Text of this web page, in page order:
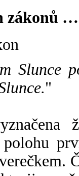
zákonů …
Slunce
"
polohu